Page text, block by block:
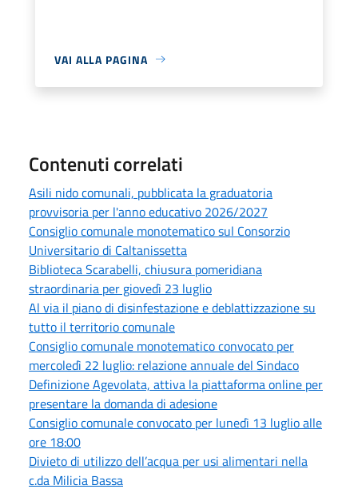
VAI ALLA PAGINA
Contenuti correlati
Asili nido comunali, pubblicata la graduatoria
provvisoria per l'anno educativo 2026/2027
Consiglio comunale monotematico sul Consorzio
Universitario di Caltanissetta
Biblioteca Scarabelli, chiusura pomeridiana
straordinaria per giovedì 23 luglio
Al via il piano di disinfestazione e deblattizzazione su
tutto il territorio comunale
Consiglio comunale monotematico convocato per
mercoledì 22 luglio: relazione annuale del Sindaco
Definizione Agevolata, attiva la piattaforma online per
presentare la domanda di adesione
Consiglio comunale convocato per lunedì 13 luglio alle
ore 18:00
Divieto di utilizzo dell’acqua per usi alimentari nella
c.da Milicia Bassa